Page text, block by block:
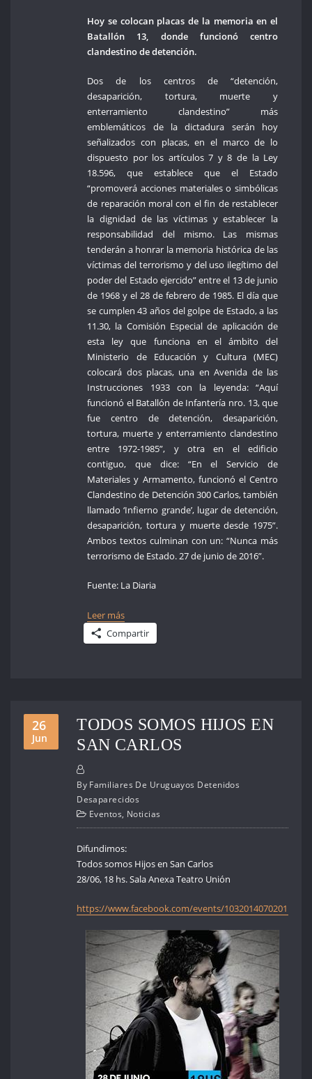
Hoy se colocan placas de la memoria en el
Batallón 13, donde funcionó centro
clandestino de detención.
Dos de los centros de “detención,
desaparición, tortura, muerte y
enterramiento clandestino” más
emblemáticos de la dictadura serán hoy
señalizados con placas, en el marco de lo
dispuesto por los artículos 7 y 8 de la Ley
18.596, que establece que el Estado
“promoverá acciones materiales o simbólicas
de reparación moral con el fin de restablecer
la dignidad de las víctimas y establecer la
responsabilidad del mismo. Las mismas
tenderán a honrar la memoria histórica de las
víctimas del terrorismo y del uso ilegítimo del
poder del Estado ejercido” entre el 13 de junio
de 1968 y el 28 de febrero de 1985. El día que
se cumplen 43 años del golpe de Estado, a las
11.30, la Comisión Especial de aplicación de
esta ley que funciona en el ámbito del
Ministerio de Educación y Cultura (MEC)
colocará dos placas, una en Avenida de las
Instrucciones 1933 con la leyenda: “Aquí
funcionó el Batallón de Infantería nro. 13, que
fue centro de detención, desaparición,
tortura, muerte y enterramiento clandestino
entre 1972-1985”, y otra en el edificio
contiguo, que dice: “En el Servicio de
Materiales y Armamento, funcionó el Centro
Clandestino de Detención 300 Carlos, también
llamado ‘Infierno grande’, lugar de detención,
desaparición, tortura y muerte desde 1975”.
Ambos textos culminan con un: “Nunca más
terrorismo de Estado. 27 de junio de 2016”.
Fuente: La Diaria
Leer más
Compartir
26
Jun
TODOS SOMOS HIJOS EN
SAN CARLOS
By Familiares De Uruguayos Detenidos
Desaparecidos
Eventos, Noticias
Difundimos:
Todos somos Hijos en San Carlos
28/06, 18 hs. Sala Anexa Teatro Unión
https://www.facebook.com/events/1032014070201126/